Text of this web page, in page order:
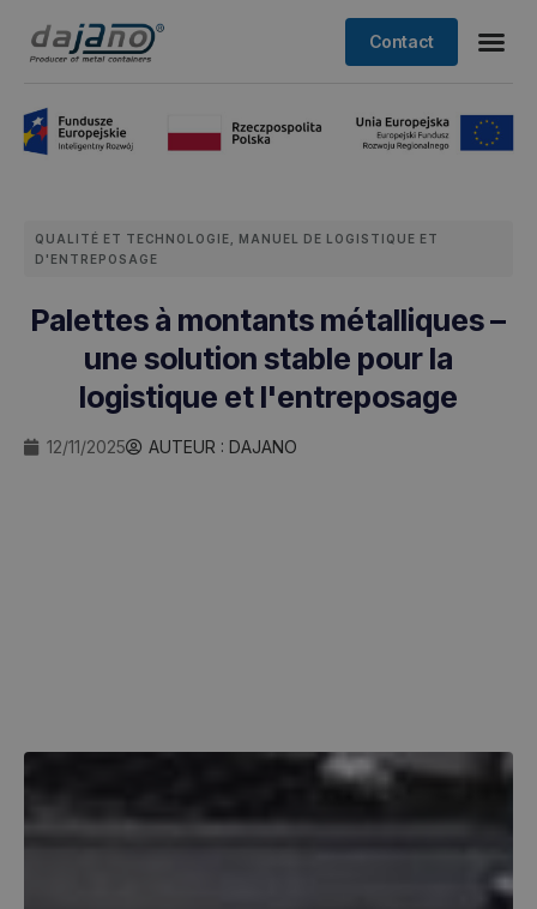
Contact
QUALITÉ ET TECHNOLOGIE
MANUEL DE LOGISTIQUE ET
D'ENTREPOSAGE
Palettes à montants métalliques –
une solution stable pour la
logistique et l'entreposage
12/11/2025 AUTEUR : DAJANO